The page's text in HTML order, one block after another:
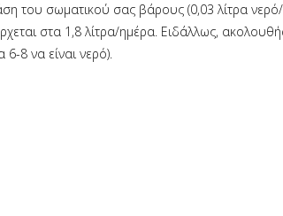
του σωματικού σας βάρους (0,03 λίτρα
στα 1,8 λίτρα/ημέρα. Ειδάλλως,
8 να είναι νερό).